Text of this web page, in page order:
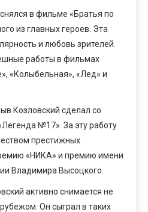
в фильме «Братья по
из главных героев. Эта
и любовь зрителей.
работы в фильмах
«Колыбельная», «Лед» и
Козловский сделал со
№17». За эту работу
престижных
«НИКА» и премию имени
Владимира Высоцкого.
активно снимается не
Он сыграл в таких